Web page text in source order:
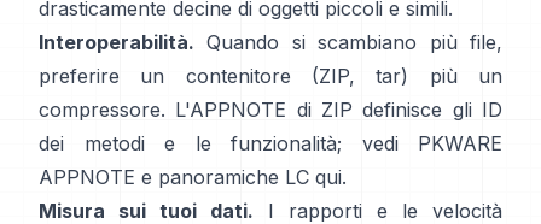
drasticamente decine di oggetti piccoli e simili.
Interoperabilità. Quando si scambiano più file,
preferire un contenitore (ZIP, tar) più un
compressore. L'APPNOTE di ZIP definisce gli ID
dei metodi e le funzionalità; vedi
PKWARE
APPNOTE e panoramiche LC qui.
Misura sui tuoi dati. I rapporti e le velocità